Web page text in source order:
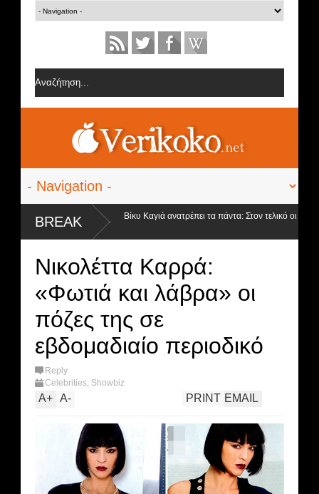
BREAK
- Βόμβα από τη Βίκυ Καγιά ανατρέπει τα πάντα: Στον τελικό οι 3 φιναλίστ
Νικολέττα Καρρά:
«Φωτιά και λάβρα» οι
πόζες της σε
εβδομαδιαίο περιοδικό
Reply
Celebrities, Showbiz
A+ A- EMAIL
PRINT